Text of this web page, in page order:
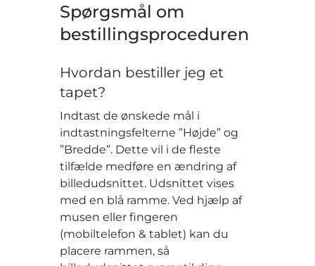
Spørgsmål om
bestillingsproceduren
Hvordan bestiller jeg et
tapet?
Indtast de ønskede mål i
indtastningsfelterne ”Højde” og
”Bredde”. Dette vil i de fleste
tilfælde medføre en ændring af
billedudsnittet. Udsnittet vises
med en blå ramme. Ved hjælp af
musen eller fingeren
(mobiltelefon & tablet) kan du
placere rammen, så